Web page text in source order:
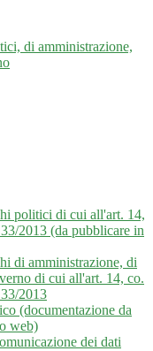
di amministrazione,
politici di cui all'art. 14,
2013 (da pubblicare in
di amministrazione, di
di cui all'art. 14, co.
2013
(documentazione da
web)
dei dati